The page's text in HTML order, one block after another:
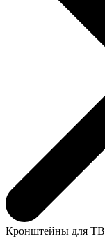
Кронштейны для ТВ